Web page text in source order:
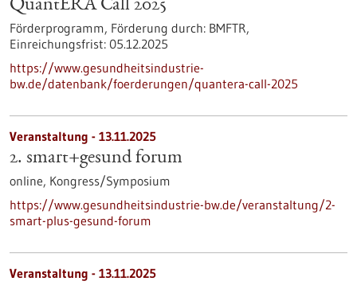
QuantERA Call 2025
Förderprogramm, Förderung durch: BMFTR,
Einreichungsfrist: 05.12.2025
https://www.gesundheitsindustrie-
bw.de/datenbank/foerderungen/quantera-call-2025
Veranstaltung - 13.11.2025
2. smart+gesund forum
online, Kongress/Symposium
https://www.gesundheitsindustrie-bw.de/veranstaltung/2-
smart-plus-gesund-forum
Veranstaltung - 13.11.2025